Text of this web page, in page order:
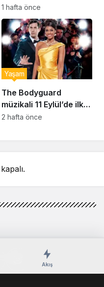
sessizliğini bozdu: ‘İsim
bulmak çok zor’
1 hafta önce
The Bodyguard
müzikali 11 Eylül’de ilk
kez Türkiye’de
Yaşam
2 hafta önce
Akış